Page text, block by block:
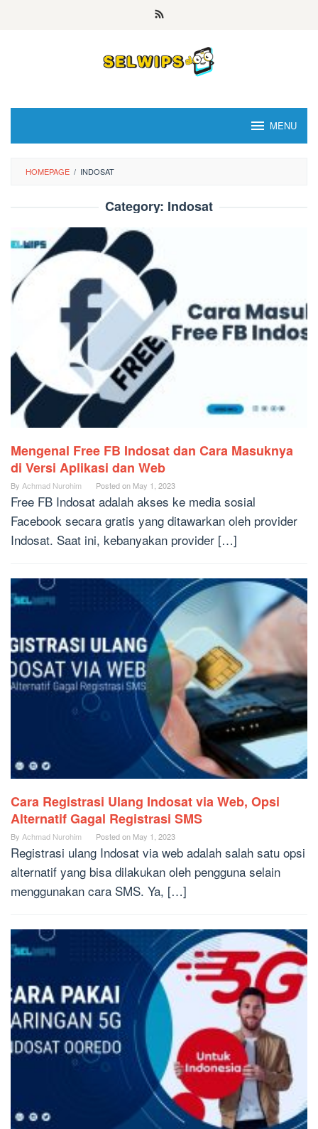
MENU
HOMEPAGE / INDOSAT
Category: Indosat
Mengenal Free FB Indosat dan Cara Masuknya
di Versi Aplikasi dan Web
By Achmad Nurohim Posted on May 1, 2023
Free FB Indosat adalah akses ke media sosial
Facebook secara gratis yang ditawarkan oleh provider
Indosat. Saat ini, kebanyakan provider […]
Cara Registrasi Ulang Indosat via Web, Opsi
Alternatif Gagal Registrasi SMS
By Achmad Nurohim Posted on May 1, 2023
Registrasi ulang Indosat via web adalah salah satu opsi
alternatif yang bisa dilakukan oleh pengguna selain
menggunakan cara SMS. Ya, […]